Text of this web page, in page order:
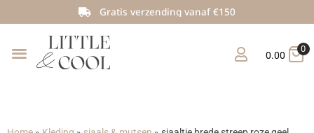
Gratis verzending vanaf €150
0.00
0